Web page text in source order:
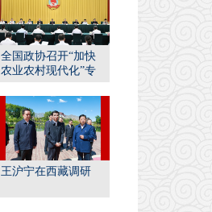
全国政协召开“加快
农业农村现代化”专
并...
王沪宁在西藏调研